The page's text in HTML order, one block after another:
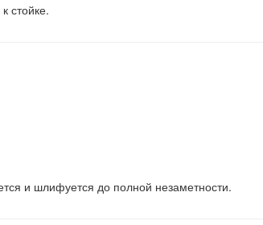
стойке.
и шлифуется до полной незаметности.